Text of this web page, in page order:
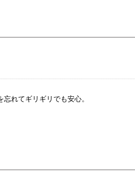
れてギリギリでも安心。